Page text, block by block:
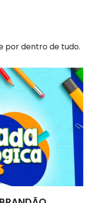
por dentro de tudo.